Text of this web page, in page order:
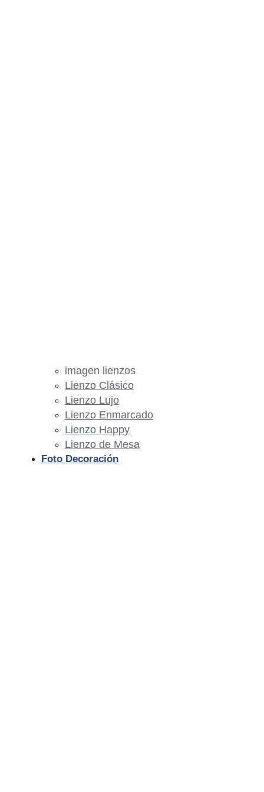
imagen lienzos
Lienzo Clásico
Lienzo Lujo
Lienzo Enmarcado
Lienzo Happy
Lienzo de Mesa
Foto Decoración